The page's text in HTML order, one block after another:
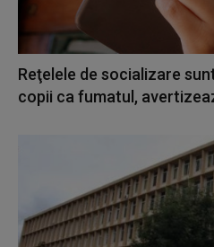
Reţelele de socializare
copii ca fumatul,